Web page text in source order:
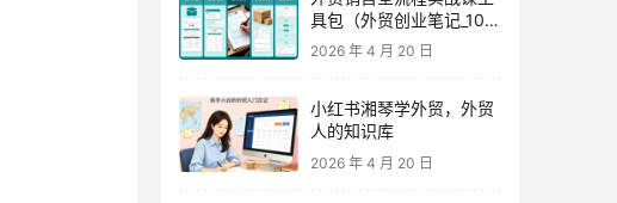
具包（外贸创业笔记_10年
外贸经验）
2026 年 4 月 20 日
小红书湘琴学外贸，外贸
人的知识库
2026 年 4 月 20 日